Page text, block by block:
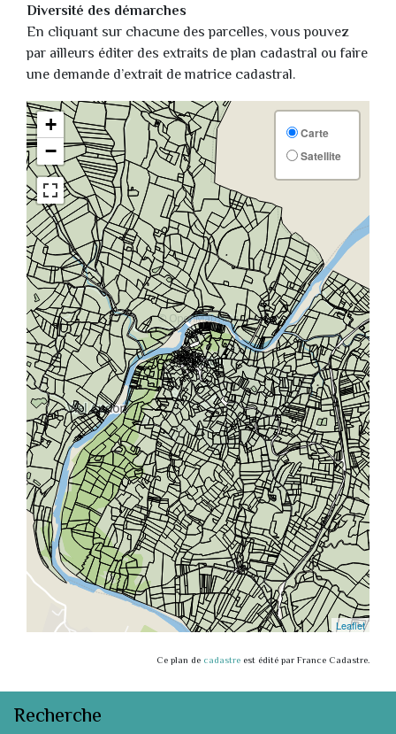
Diversité des démarches
En cliquant sur chacune des parcelles, vous pouvez
par ailleurs éditer des extraits de plan cadastral ou faire
une demande d’extrait de matrice cadastral.
Ce plan de cadastre est édité par France Cadastre.
Recherche